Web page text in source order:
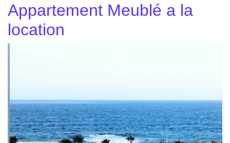
Appartement Meublé a la
location